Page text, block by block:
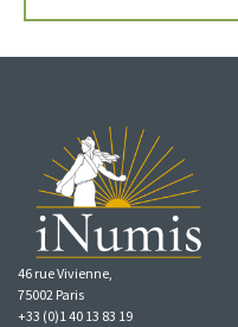
46 rue Vivienne,
75002 Paris
+33 (0)1 40 13 83 19